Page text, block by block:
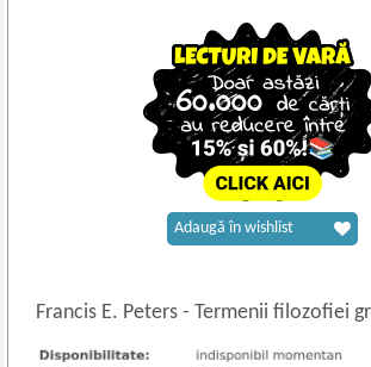
Francis E. Peters- Termenii filozofiei
Adaugă în wishlist